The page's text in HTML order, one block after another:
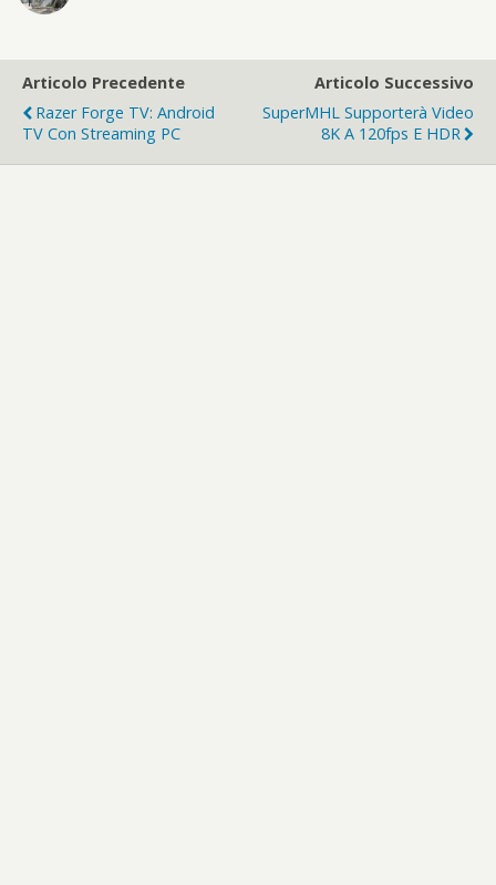
Articolo Precedente
Razer Forge TV: Android
TV Con Streaming PC
Articolo Successivo
SuperMHL Supporterà Video
8K A 120fps E HDR